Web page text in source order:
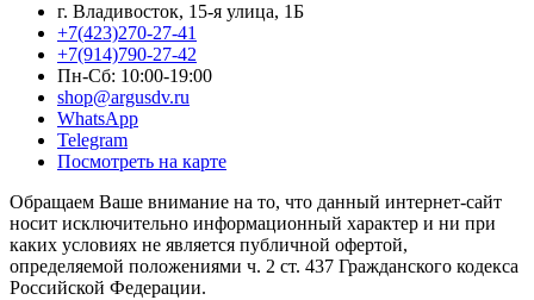
г. Владивосток, 15-я улица, 1Б
+7(423)270-27-41
+7(914)790-27-42
Пн-Сб: 10:00-19:00
shop@argusdv.ru
WhatsApp
Telegram
Посмотреть на карте
Обращаем Ваше внимание на то, что данный интернет-сайт
носит исключительно информационный характер и ни при
каких условиях не является публичной офертой,
определяемой положениями ч. 2 ст. 437 Гражданского кодекса
Российской Федерации.